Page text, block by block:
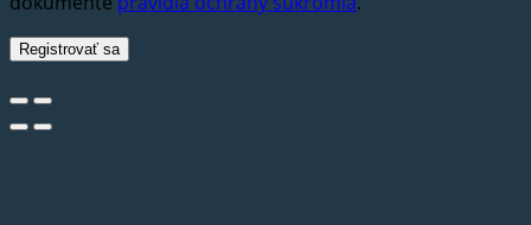
Registrovať sa